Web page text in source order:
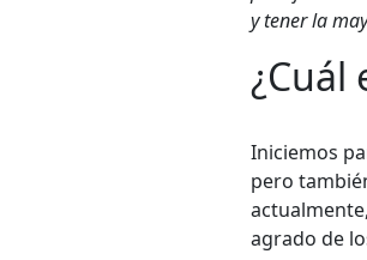
y tener la
¿Cuál
Iniciemos
pero
agrado de